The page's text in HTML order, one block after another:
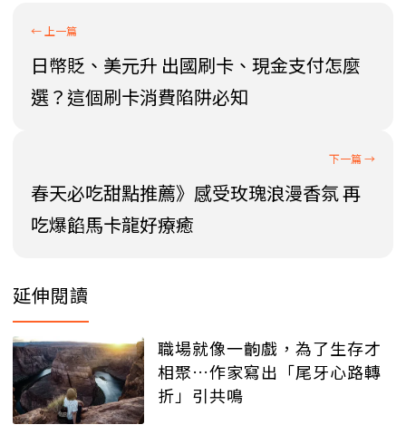
日幣貶、美元升 出國刷卡、現金支付怎麼
選？這個刷卡消費陷阱必知
春天必吃甜點推薦》感受玫瑰浪漫香氛 再
吃爆餡馬卡龍好療癒
延伸閱讀
職場就像一齣戲，為了生存才
相聚…作家寫出「尾牙心路轉
折」引共鳴